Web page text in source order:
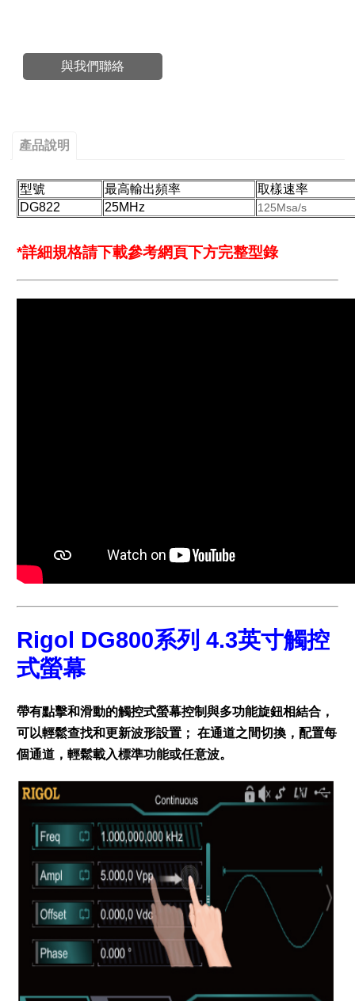
與我們聯絡
產品說明
型號 最高輸出頻率
取樣速率
DG822
25MHz 125Msa/s
*詳細規格請下載參考網頁下方完整型錄
Rigol DG800系列 4.3英寸觸控
式螢幕
帶有點擊和滑動的觸控式螢幕控制與多功能旋鈕相結合，
可以輕鬆查找和更新波形設置； 在通道之間切換，配置每
個通道，輕鬆載入標準功能或任意波。